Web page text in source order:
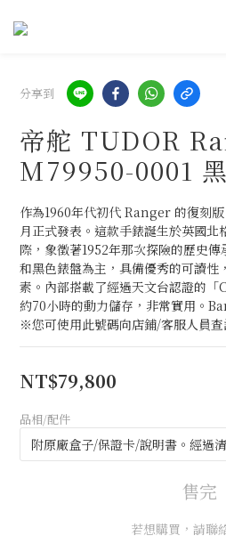
分享到
帝舵 TUDOR
M79950-0001
作為1960年代初代 Ranger 的復刻
月正式發表。這款手錶誕生於英國北
際，象徵著1952年那次探險的歷史
和黑色錶盤為主，具備優秀的可讀性
素。內部搭載了經過天文台認證的
約70小時的動力儲存，非常實用。
※您可使用此號碼向店鋪/客服人員查
NT$79,800
品相/配件
售完
若想購買，請聯